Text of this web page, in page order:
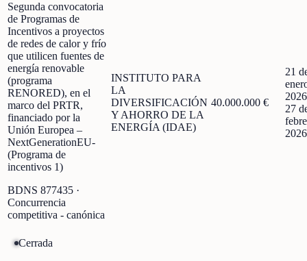
Segunda convocatoria
de Programas de
Incentivos a proyectos
de redes de calor y frío
que utilicen fuentes de
energía renovable
(programa
RENORED), en el
marco del PRTR,
financiado por la
Unión Europea –
NextGenerationEU-
(Programa de
incentivos 1)
BDNS 877435 ·
Concurrencia
competitiva - canónica
INSTITUTO PARA
LA
DIVERSIFICACIÓN
Y AHORRO DE LA
ENERGÍA (IDAE)
40.000.000 €
21
2026
27
2026
Cerrada